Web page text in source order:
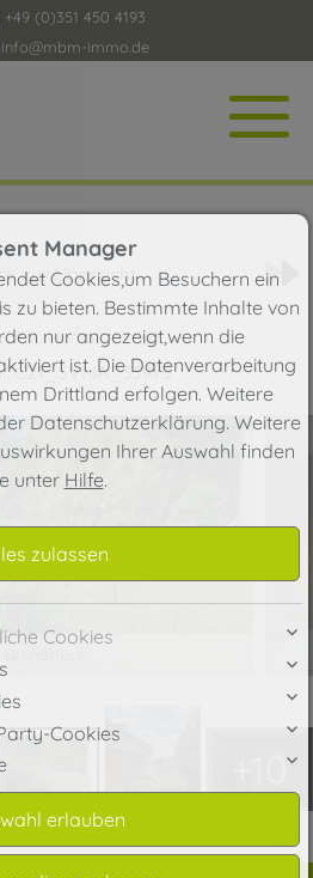
+49 (0)351 450 4193
info@mbm-immo.de
zur Übersicht
ZuHause
C21_SVMA_33975
+10
Manager
Cookies,um Besuchern ein
zu bieten. Bestimmte Inhalte von
nur angezeigt,wenn die
ist. Die Datenverarbeitung
Drittland erfolgen. Weitere
Datenschutzerklärung. Weitere
Ihrer Auswahl finden
unter Hilfe.
Cookies
Cookies